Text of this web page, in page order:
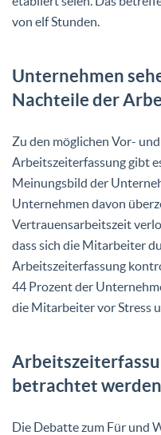
von elf Stunden.
Unternehmen
Nachteile der
Zu den möglichen Vor-
Arbeitszeiterfassung gibt
Meinungsbild der
Unternehmen davon
Vertrauensarbeitszeit
dass sich die Mitarbeiter
Arbeitszeiterfassung
44 Prozent der
die Mitarbeiter vor Stress
betrachtet werden
Die Debatte zum Für und